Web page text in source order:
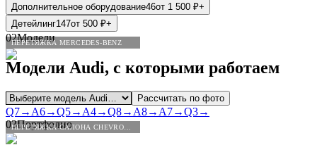
ПЕРЕТЯЖКА MERCEDES-BENZ
Дополнительное оборудование46от 1 500 ₽+
Детейлинг147от 500 ₽+
02Модели
Модели Audi, с которыми работаем
Рассчитать по фото
Q7→A6→Q5→A4→Q8→A8→A7→Q3→
03Портфолио